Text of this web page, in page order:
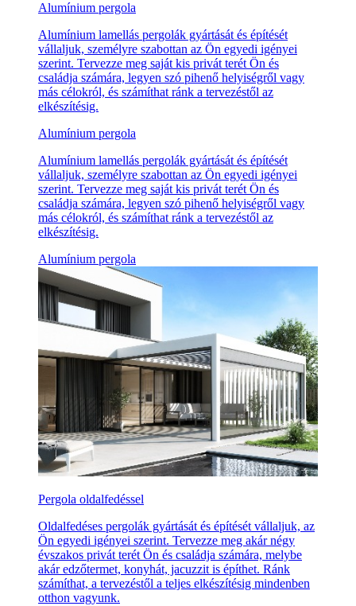
Alumínium pergola
Alumínium lamellás pergolák gyártását és építését
vállaljuk, személyre szabottan az Ön egyedi igényei
szerint. Tervezze meg saját kis privát terét Ön és
családja számára, legyen szó pihenő helyiségről vagy
más célokról, és számíthat ránk a tervezéstől az
elkészítésig.
Alumínium pergola
Alumínium lamellás pergolák gyártását és építését
vállaljuk, személyre szabottan az Ön egyedi igényei
szerint. Tervezze meg saját kis privát terét Ön és
családja számára, legyen szó pihenő helyiségről vagy
más célokról, és számíthat ránk a tervezéstől az
elkészítésig.
Alumínium pergola
Pergola oldalfedéssel
Oldalfedéses pergolák gyártását és építését vállaljuk, az
Ön egyedi igényei szerint. Tervezze meg akár négy
évszakos privát terét Ön és családja számára, melybe
akár edzőtermet, konyhát, jacuzzit is építhet. Ránk
számíthat, a tervezéstől a teljes elkészítésig mindenben
otthon vagyunk.